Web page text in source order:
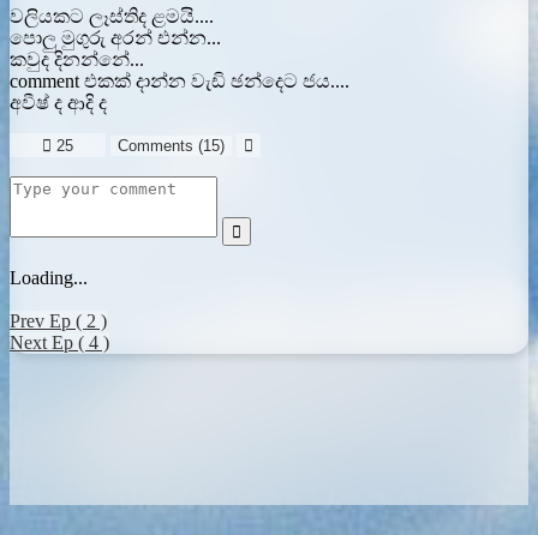
වලියකට ලෑස්තිද ළමයි....
පොලු මුගුරු අරන් එන්න...
කවුද දිනන්නේ...
comment එකක් දාන්න වැඩි ඡන්දෙට ජය....
අවීෂ් ද ආදි ද
 25 Comments (15) 

Loading...
Prev Ep ( 2 )
Next Ep ( 4 )